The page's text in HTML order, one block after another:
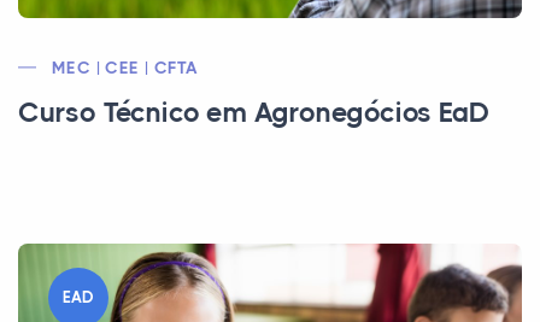
MEC | CEE | CFTA
Curso Técnico em Agronegócios EaD
EAD